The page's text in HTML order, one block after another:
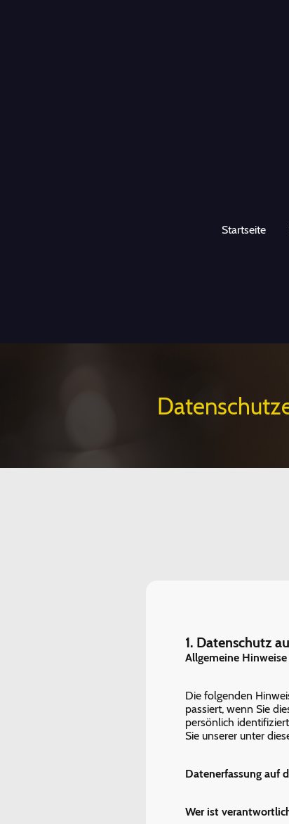
Startseite
1. Datenschutz
Allgemeine Hinweise
Die folgenden
passiert, wenn Sie
persönlich
Sie unserer unter
Datenerfassung auf
Wer ist